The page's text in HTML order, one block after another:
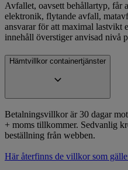
Avfallet, oavsett behållartyp, får
elektronik, flytande avfall,
ansvarar för att maximal lastvikt
innehåll överstiger anvisad nivå
Hämtvillkor containertjänster
Betalningsvillkor är 30 dagar
+ moms tillkommer. Sedvanlig
beställning från webben.
Här återfinns de villkor som